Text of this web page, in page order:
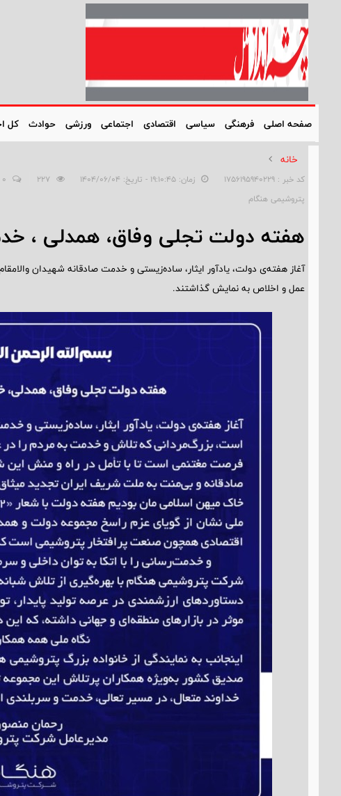
صفحه اصلی فرهنگی سیاسی اقتصادی اجتماعی ورزشی حوادث کل
خانه
کد خبر : 1756195940229 زمان: ۱۹:۱۰:۴۵ - تاریخ: ۱۴۰۴/۰۶/۰۴
0
پتروشیمی هنگام
هفته دولت تجلی وفاق، همدلی ،
آغاز هفته‌ی دولت، یادآور ایثار، ساده‌زیستی و خدمت صادقانه شهیدان
عمل و اخلاص به نمایش گذاشتند.